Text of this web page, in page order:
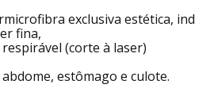
exclusiva estética, ind
fina,
(corte à laser)
estômago e culote.